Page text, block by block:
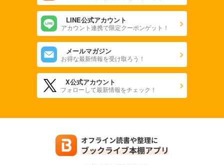
LINE公式アカウント
アカウント連携で限定クーポンゲット！
メールマガジン
お得な最新情報を受け取ろう！
X公式アカウント
フォローして最新情報をチェック！